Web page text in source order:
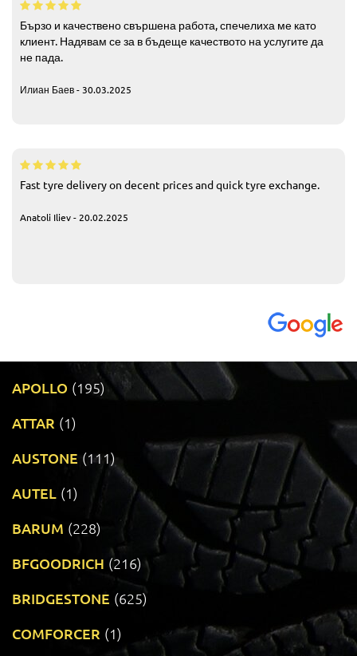
Бързо и качествено свършена работа, спечелиха ме като
клиент. Надявам се за в бъдеще качеството на услугите да
не пада.
Илиан Баев - 30.03.2025
Fast tyre delivery on decent prices and quick tyre exchange.
Anatoli Iliev - 20.02.2025
APOLLO (195)
ATTAR (1)
AUSTONE (111)
AUTEL (1)
BARUM (228)
BFGOODRICH (216)
BRIDGESTONE (625)
COMFORCER (1)